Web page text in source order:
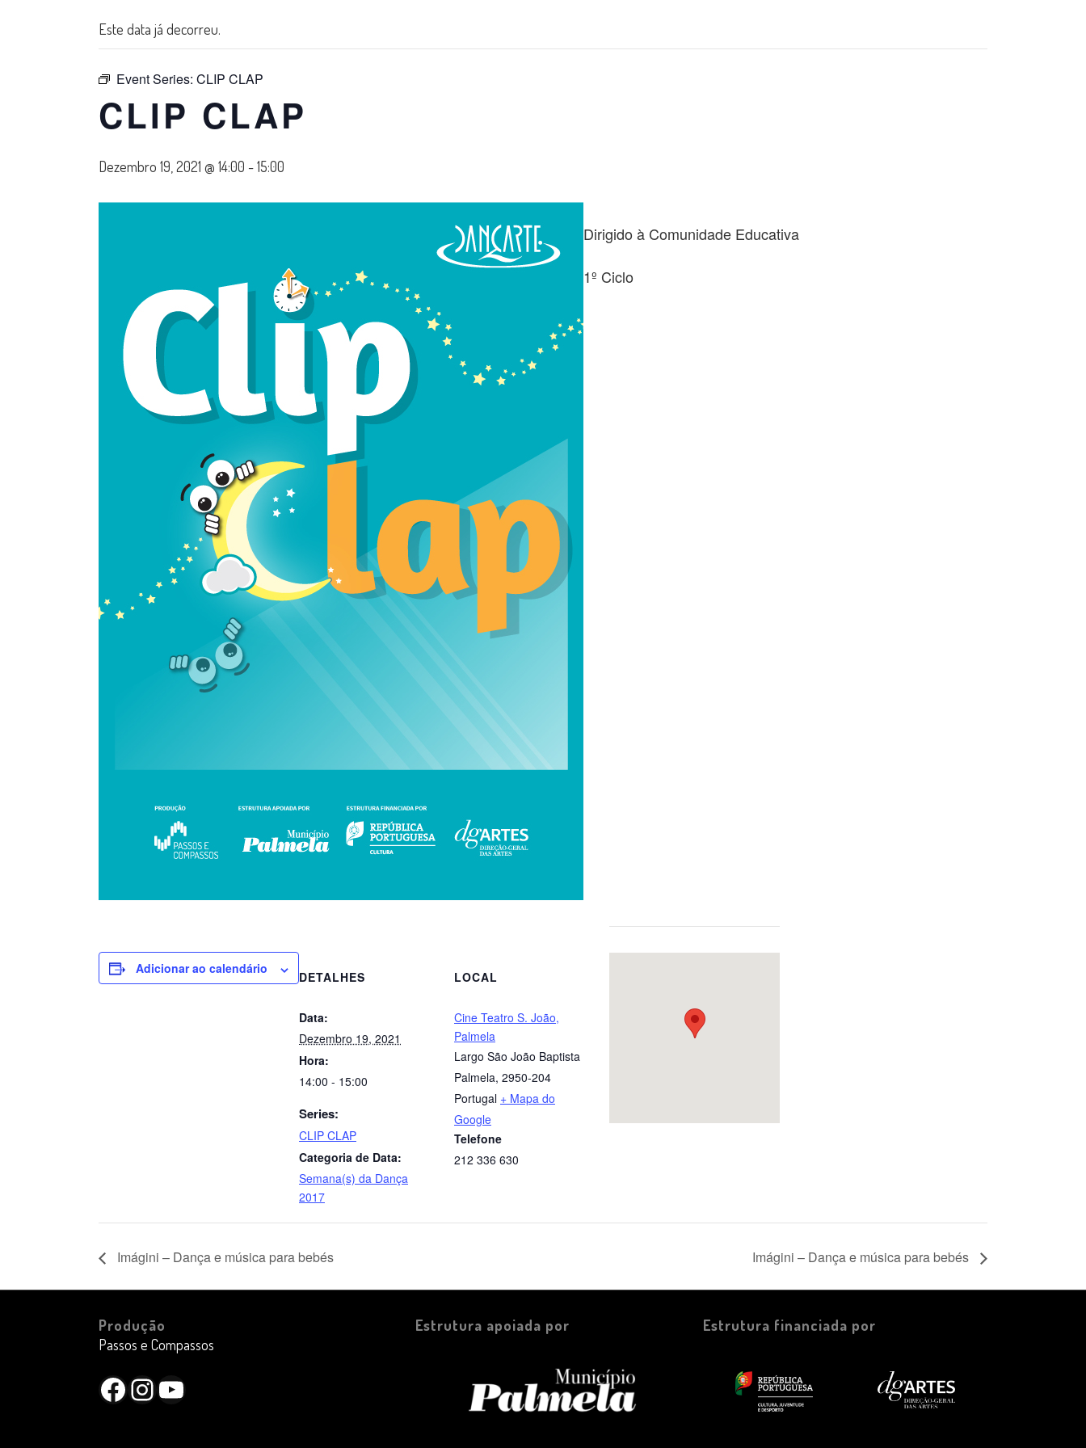
Este data já decorreu.
Event Series: CLIP CLAP
CLIP CLAP
Dezembro 19, 2021 @ 14:00 -15:00
Dirigido à Comunidade Educativa
1º Ciclo
Adicionar ao calendário
DETALHES
Data:
Dezembro 19, 2021
Hora:
14:00 - 15:00
Series:
CLIP CLAP
Categoria de Data:
Semana(s) da Dança
2017
LOCAL
Cine Teatro S. João,
Palmela
Largo São João Baptista
Palmela, 2950-204
Portugal + Mapa do
Google
Telefone
212 336 630
Imágini – Dança e música para bebés Imágini – Dança e música para bebés
Produção
Passos e Compassos
Facebook
Instagram
YouTube
Estrutura apoiada por Estrutura financiada por